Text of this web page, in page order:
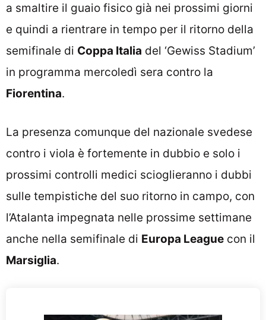
a smaltire il guaio fisico già nei prossimi giorni
e quindi a rientrare in tempo per il ritorno della
semifinale di Coppa Italia del ‘Gewiss Stadium’
in programma mercoledì sera contro la
Fiorentina.
La presenza comunque del nazionale svedese
contro i viola è fortemente in dubbio e solo i
prossimi controlli medici scioglieranno i dubbi
sulle tempistiche del suo ritorno in campo, con
l’Atalanta impegnata nelle prossime settimane
anche nella semifinale di Europa League con il
Marsiglia.